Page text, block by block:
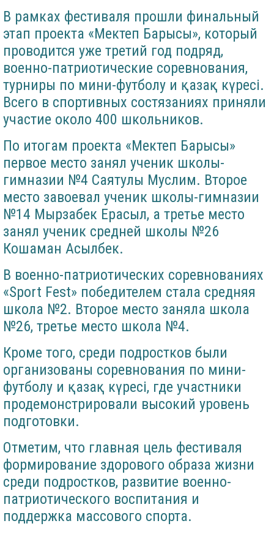
В рамках фестиваля прошли финальный
этап проекта «Мектеп Барысы», который
проводится уже третий год подряд,
военно-патриотические соревнования,
турниры по мини-футболу и қазақ күресі.
Всего в спортивных состязаниях приняли
участие около 400 школьников.
По итогам проекта «Мектеп Барысы»
первое место занял ученик школы-
гимназии №4 Саятулы Муслим. Второе
место завоевал ученик школы-гимназии
№14 Мырзабек Ерасыл, а третье место
занял ученик средней школы №26
Кошаман Асылбек.
В военно-патриотических соревнованиях
«Sport Fest» победителем стала средняя
школа №2. Второе место заняла школа
№26, третье место школа №4.
Кроме того, среди подростков были
организованы соревнования по мини-
футболу и қазақ күресі, где участники
продемонстрировали высокий уровень
подготовки.
Отметим, что главная цель фестиваля
формирование здорового образа жизни
среди подростков, развитие военно-
патриотического воспитания и
поддержка массового спорта.